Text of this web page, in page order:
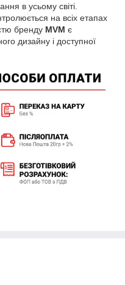
в усьому світі.
на всіх етапах
бренду MVM є
дизайну і доступної